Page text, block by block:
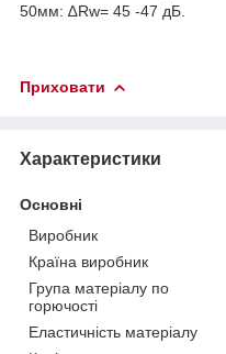
50мм: ∆Rw= 45 -47 дБ.
Приховати
Характеристики
Основні
Виробник
Країна виробник
Група матеріалу по
горючості
Еластичність матеріалу